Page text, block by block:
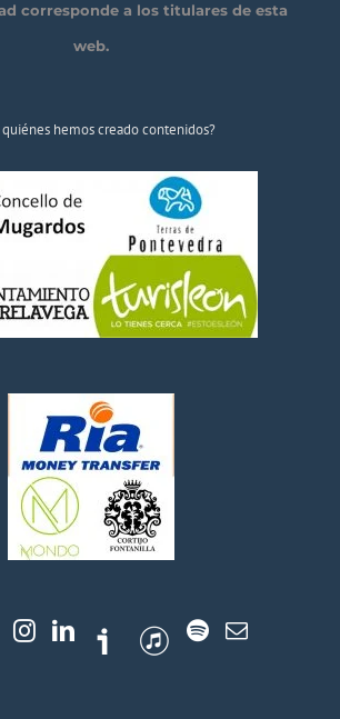
corresponde a los titulares de esta
web.
quiénes hemos creado contenidos?